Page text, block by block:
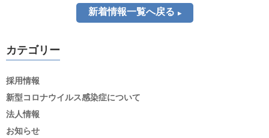
新着情報一覧へ戻る
カテゴリー
採用情報
新型コロナウイルス感染症について
法人情報
お知らせ